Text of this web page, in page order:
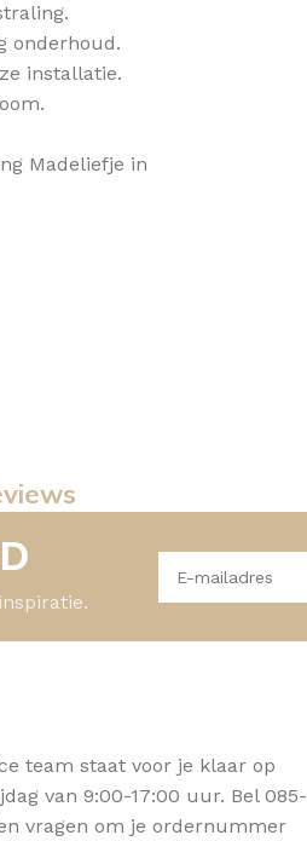
onderhoud.
installatie.
Madeliefje in
team staat voor je klaar op
van 9:00-17:00 uur. Bel 085-
vragen om je ordernummer